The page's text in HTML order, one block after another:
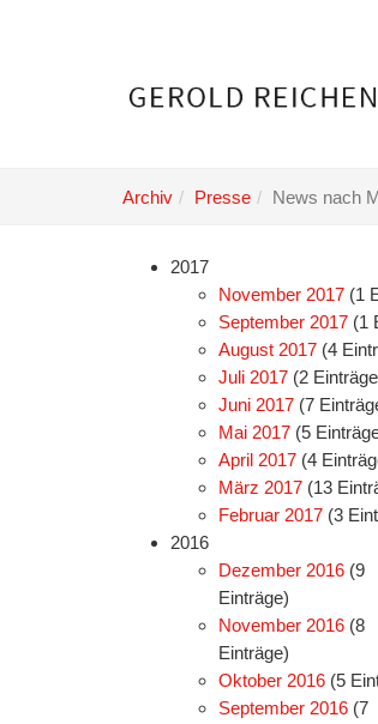
Archiv Presse News nach
2017
November 2017 (1
September 2017 (1
August 2017 (4
Juli 2017 (2
Juni 2017 (7
Mai 2017 (5
April 2017 (4
März 2017 (13
Februar 2017 (3
2016
Dezember 2016 (9
Einträge)
November 2016 (8
Einträge)
Oktober 2016 (5
September 2016 (7